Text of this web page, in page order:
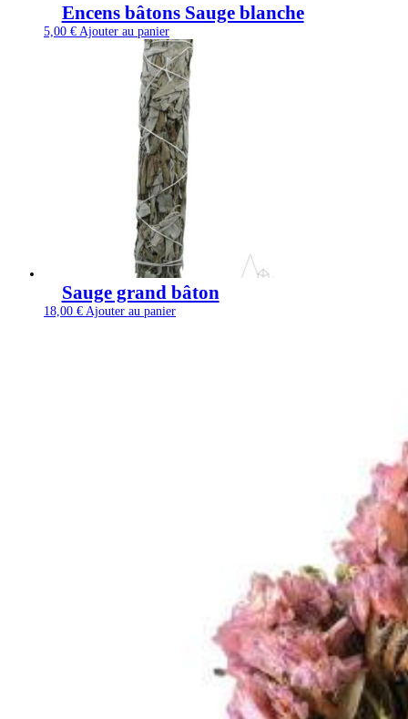
Encens bâtons Sauge blanche
5,00 € Ajouter au panier
Sauge grand bâton
18,00 € Ajouter au panier